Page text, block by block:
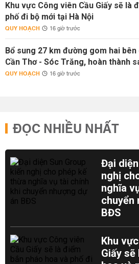
Khu vực Công viên Cầu Giấy sẽ là
phố đi bộ mới tại Hà Nội
QUY HOẠCH 16 giờ trước
Bổ sung 27 km đường gom hai
Cần Thơ - Sóc Trăng, hoàn thành
QUY HOẠCH 16 giờ trước
ĐỌC NHIỀU NHẤT
Đại
nghị
nghĩa
chuyển
BĐS
Khu
Giấy sẽ